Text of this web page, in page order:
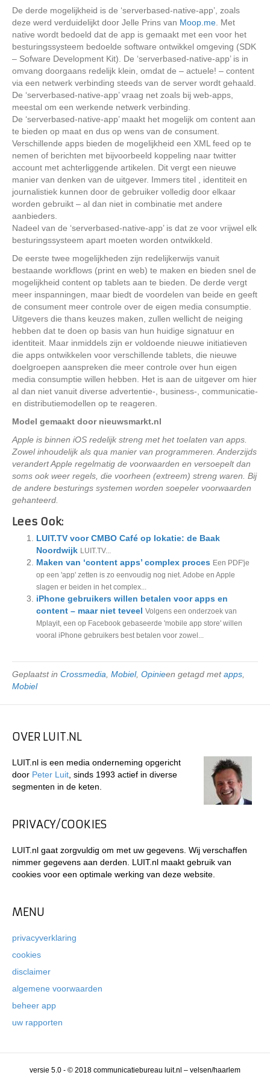
De derde mogelijkheid is de ‘serverbased-native-app’, zoals
deze werd verduidelijkt door Jelle Prins van Moop.me . Met
native wordt bedoeld dat de app is gemaakt met een voor het
besturingssysteem bedoelde software ontwikkel omgeving (SDK
– Sofware Development Kit). De ‘serverbased-native-app’ is in
omvang doorgaans redelijk klein, omdat de – actuele! – content
via een netwerk verbinding steeds van de server wordt gehaald.
De ‘serverbased-native-app’ vraag net zoals bij web-apps,
meestal om een werkende netwerk verbinding.
De ‘serverbased-native-app’ maakt het mogelijk om content aan
te bieden op maat en dus op wens van de consument.
Verschillende apps bieden de mogelijkheid een XML feed op te
nemen of berichten met bijvoorbeeld koppeling naar twitter
account met achterliggende artikelen. Dit vergt een nieuwe
manier van denken van de uitgever. Immers titel , identiteit en
journalistiek kunnen door de gebruiker volledig door elkaar
worden gebruikt – al dan niet in combinatie met andere
aanbieders.
Nadeel van de ‘serverbased-native-app’ is dat ze voor vrijwel elk
besturingssysteem apart moeten worden ontwikkeld.
De eerste twee mogelijkheden zijn redelijkerwijs vanuit
bestaande workflows (print en web) te maken en bieden snel de
mogelijkheid content op tablets aan te bieden. De derde vergt
meer inspanningen, maar biedt de voordelen van beide en geeft
de consument meer controle over de eigen media consumptie.
Uitgevers die thans keuzes maken, zullen wellicht de neiging
hebben dat te doen op basis van hun huidige signatuur en
identiteit. Maar inmiddels zijn er voldoende nieuwe initiatieven
die apps ontwikkelen voor verschillende tablets, die nieuwe
doelgroepen aanspreken die meer controle over hun eigen
media consumptie willen hebben. Het is aan de uitgever om hier
al dan niet vanuit diverse advertentie-, business-, communicatie-
en distributiemodellen op te reageren.
Model gemaakt door nieuwsmarkt.nl
Apple is binnen iOS redelijk streng met het toelaten van apps.
Zowel inhoudelijk als qua manier van programmeren. Anderzijds
verandert Apple regelmatig de voorwaarden en versoepelt dan
soms ook weer regels, die voorheen (extreem) streng waren. Bij
de andere besturings systemen worden soepeler voorwaarden
gehanteerd.
Lees Ook:
LUIT.TV voor CMBO Café op lokatie: de Baak
Noordwijk LUIT.TV...
Maken van ‘content apps’ complex proces Een PDF'je
op een 'app' zetten is zo eenvoudig nog niet. Adobe en Apple
slagen er beiden in het complex...
iPhone gebruikers willen betalen voor apps en
content – maar niet teveel Volgens een onderzoek van
Mplayit, een op Facebook gebaseerde 'mobile app store' willen
vooral iPhone gebruikers best betalen voor zowel...
Geplaatst in Crossmedia Mobiel, Opinieen getagd metapps
Mobiel
OVER LUIT.NL
LUIT.nl is een media onderneming opgericht
door Peter Luit , sinds 1993 actief in diverse
segmenten in de keten.
PRIVACY/COOKIES
LUIT.nl gaat zorgvuldig om met uw gegevens. Wij verschaffen
nimmer gegevens aan derden. LUIT.nl maakt gebruik van
cookies voor een optimale werking van deze website.
MENU
privacyverklaring
cookies
disclaimer
algemene voorwaarden
beheer app
uw rapporten
versie 5.0 - © 2018 communicatiebureau luit.nl – velsen/haarlem